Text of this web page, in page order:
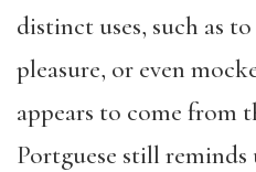
distinct uses, such as
pleasure, or even
appears to come from
Portguese still reminds